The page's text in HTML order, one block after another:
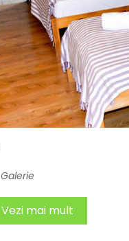
Galerie
Vezi mai mult